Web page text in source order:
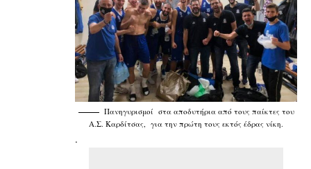
Πανηγυρισμοί στα αποδυτήρια από τους παίκτες του
Α.Σ. Καρδίτσας, για την πρώτη τους εκτός έδρας νίκη.
.